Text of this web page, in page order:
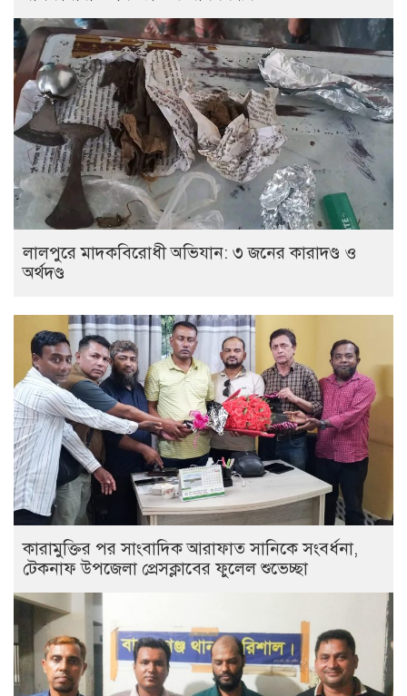
লালপুরে মাদকবিরোধী অভিযান: ৩ জনের কারাদণ্ড ও
অর্থদণ্ড
কারামুক্তির পর সাংবাদিক আরাফাত সানিকে সংবর্ধনা,
টেকনাফ উপজেলা প্রেসক্লাবের ফুলেল শুভেচ্ছা